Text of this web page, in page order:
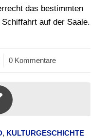
das bestimmten
auf der Saale.
0 Kommentare
, KULTURGESCHICHTE